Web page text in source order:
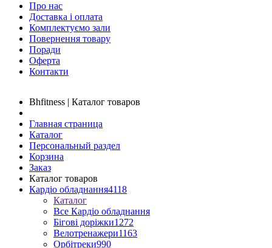
Про нас
Доставка і оплата
Комплектуємо зали
Повернення товару
Поради
Оферта
Контакти
Bhfitness | Каталог товаров
Главная страница
Каталог
Персональный раздел
Корзина
Заказ
Каталог товаров
Кардіо обладнання4118
Каталог
Все Кардіо обладнання
Бігові доріжки1272
Велотренажери1163
Орбітреки990